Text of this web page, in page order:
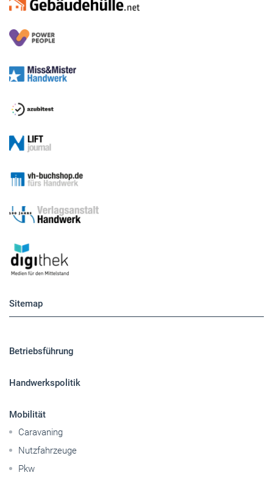
Sitemap
Betriebsführung
Handwerkspolitik
Mobilität
Caravaning
Nutzfahrzeuge
Pkw